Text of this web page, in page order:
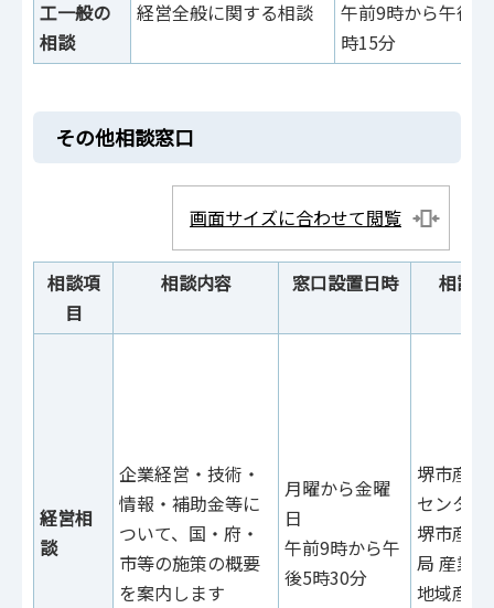
工一般の
相談
経営全般に関する相談
午前9時から午後5
時15分
その他相談窓口
画面サイズに合わせて閲覧
相談項
目
相談内容 窓口設置日時 相談
経営相
談
企業経営・技術・
情報・補助金等に
ついて、国・府・
市等の施策の概要
を案内します
月曜から金曜
日
午前9時から午
後5時30分
堺市産業
センター
堺市産業
局 産業
地域産業